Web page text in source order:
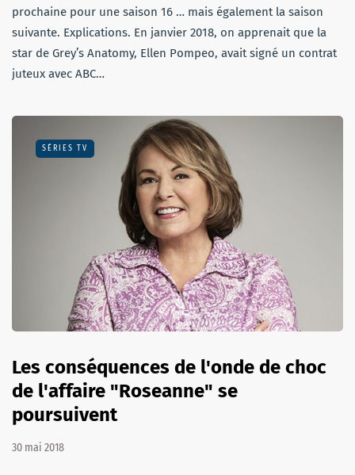
prochaine pour une saison 16 … mais également la saison
suivante. Explications. En janvier 2018, on apprenait que la
star de Grey’s Anatomy, Ellen Pompeo, avait signé un contrat
juteux avec ABC…
SÉRIES TV
Les conséquences de l'onde de choc
de l'affaire "Roseanne" se
poursuivent
30 mai 2018